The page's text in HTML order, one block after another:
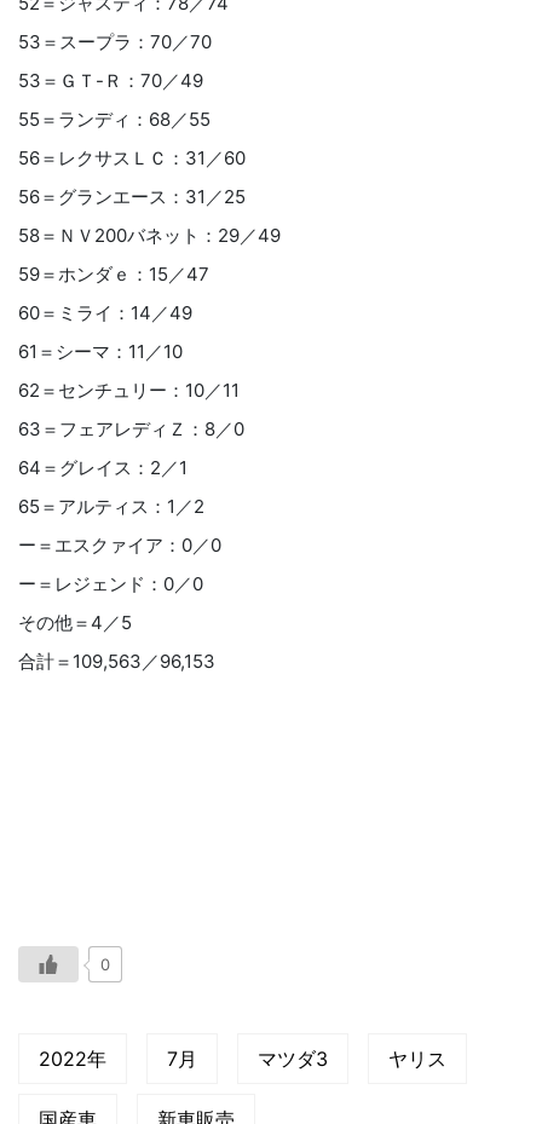
53＝スープラ：70／70
53＝ＧＴ-Ｒ：70／49
55＝ランディ：68／55
56＝レクサスＬＣ：31／60
56＝グランエース：31／25
58＝ＮＶ200バネット：29／49
59＝ホンダｅ：15／47
60＝ミライ：14／49
61＝シーマ：11／10
62＝センチュリー：10／11
63＝フェアレディＺ：8／0
64＝グレイス：2／1
65＝アルティス：1／2
ー＝エスクァイア：0／0
ー＝レジェンド：0／0
その他＝4／5
合計＝109,563／96,153
0
2022年 7月 マツダ3 ヤリス
国産車 新車販売